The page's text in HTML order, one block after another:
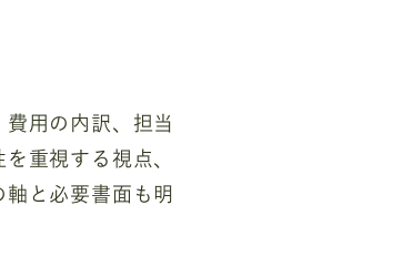
用の内訳、担当
重視する視点、
と必要書面も明